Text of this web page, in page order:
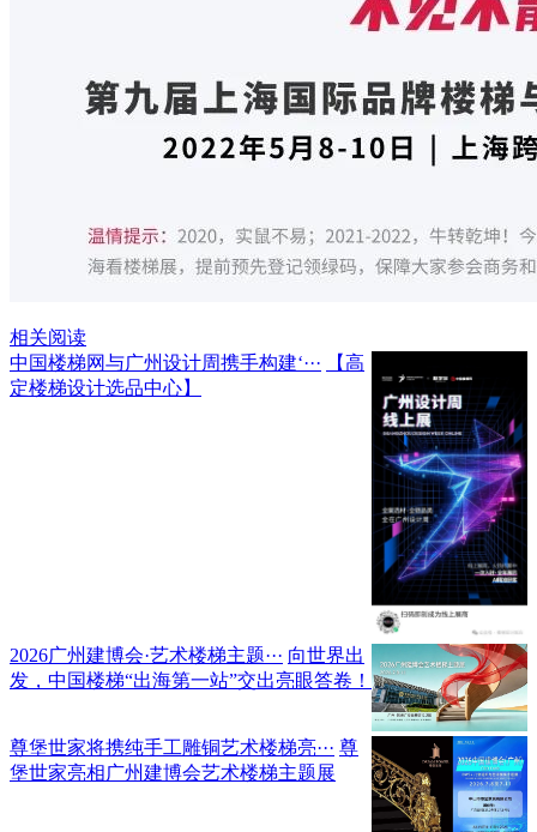
相关阅读
中国楼梯网与广州设计周携手构建‘···
【高
定楼梯设计选品中心】
2026广州建博会·艺术楼梯主题··· 向世界出
发，中国楼梯“出海第一站”交出亮眼答卷！
尊堡世家将携纯手工雕铜艺术楼梯亮··· 尊
堡世家亮相广州建博会艺术楼梯主题展